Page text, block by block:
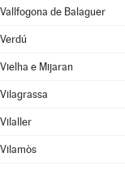
Vallfogona de Balaguer
Verdú
Vielha e Mijaran
Vilagrassa
Vilaller
Vilamòs